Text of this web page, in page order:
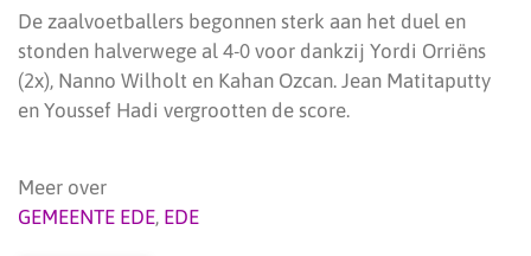
De zaalvoetballers begonnen sterk aan het duel en
stonden halverwege al 4-0 voor dankzij Yordi Orriëns
(2x), Nanno Wilholt en Kahan Ozcan. Jean Matitaputty
en Youssef Hadi vergrootten de score.
Meer over
GEMEENTE EDE, EDE